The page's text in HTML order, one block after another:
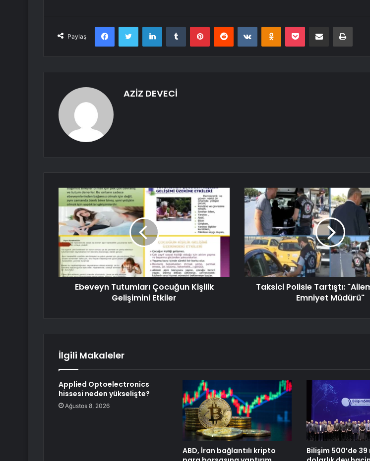
Paylaş
FacebookTwitter LinkedInTumblr PinterestReddit VKontakteOdnoklassniki
Pocket E-Posta ile paylaş Yazdır
AZİZ DEVECİ
Ebeveyn Tutumları Çocuğun Kişilik
Gelişimini Etkiler
Taksici Polisle Tartıştı:
Emniyet Müdürü"
İlgili Makaleler
Applied Optoelectronics
hissesi neden yükselişte?
Ağustos 8, 2026
ABD, İran bağlantılı kripto
Bilişim 500’de